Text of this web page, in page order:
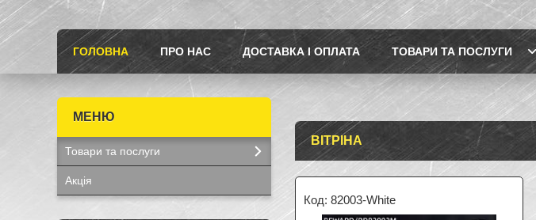
ГОЛОВНА ПРО НАС ДОСТАВКА І ОПЛАТА ТОВАРИ ТА ПОСЛУГИ
ВІТРІНА
82003-White
Товари та послуги
Акція